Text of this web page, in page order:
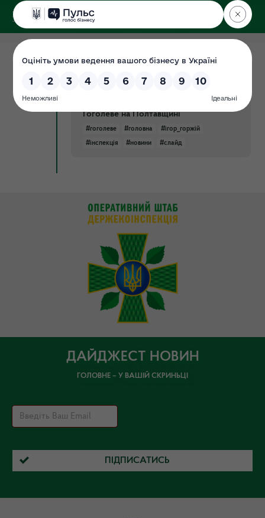
ДЕРЖЕКОІНСПЕКЦІЯ
Центрального округу
11.09.2023
Новина
обстеження промислового об’єкту,
що зазнав ракетного удару у селищі
Гоголеве на Полтавщині
#гоголеве #головна
#ігор_горжій
#інспекція
#новини #слайд
ДАЙДЖЕСТ НОВИН
ГОЛОВНЕ – У ВАШІЙ СКРИНЬЦІ
ПІДПИСАТИСЬ